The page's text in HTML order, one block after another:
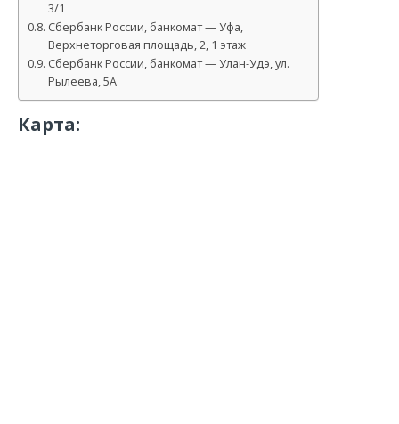
3/1
Сбербанк России, банкомат — Уфа,
Верхнеторговая площадь, 2, 1 этаж
Сбербанк России, банкомат — Улан-Удэ, ул.
Рылеева, 5А
Карта: